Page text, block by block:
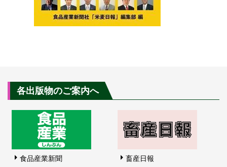
各出版物のご案内へ
食品産業新聞 畜産日報